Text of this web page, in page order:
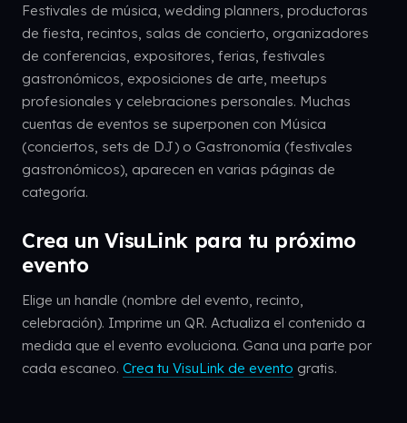
Festivales de música, wedding planners, productoras
de fiesta, recintos, salas de concierto, organizadores
de conferencias, expositores, ferias, festivales
gastronómicos, exposiciones de arte, meetups
profesionales y celebraciones personales. Muchas
cuentas de eventos se superponen con Música
(conciertos, sets de DJ) o Gastronomía (festivales
gastronómicos), aparecen en varias páginas de
categoría.
Crea un VisuLink para tu próximo
evento
Elige un handle (nombre del evento, recinto,
celebración). Imprime un QR. Actualiza el contenido a
medida que el evento evoluciona. Gana una parte por
cada escaneo. Crea tu VisuLink de evento gratis.